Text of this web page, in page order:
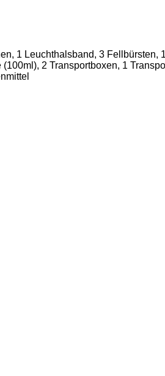
1 Leuchthalsband, 3
2 Transportboxen, 1